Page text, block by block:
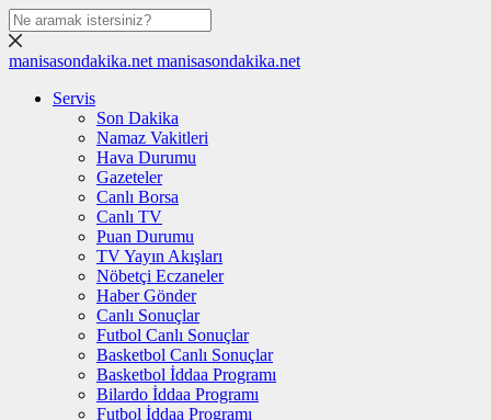
manisasondakika.net manisasondakika.net
Servis
Son Dakika
Namaz Vakitleri
Hava Durumu
Gazeteler
Canlı Borsa
Canlı TV
Puan Durumu
TV Yayın Akışları
Nöbetçi Eczaneler
Haber Gönder
Canlı Sonuçlar
Futbol Canlı Sonuçlar
Basketbol Canlı Sonuçlar
Basketbol İddaa Programı
Bilardo İddaa Programı
Futbol İddaa Programı